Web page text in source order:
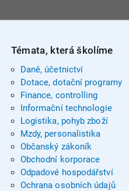
Témata, která školíme
Daně, účetnictví
Dotace, dotační programy
Finance, controlling
Informační technologie
Logistika, pohyb zboží
Mzdy, personalistika
Občanský zákoník
Obchodní korporace
Odpadové hospodářství
Ochrana osobních údajů